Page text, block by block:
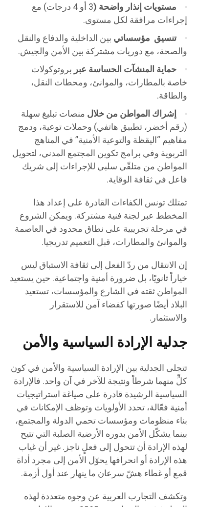
مستويات إنذار واضحة (
3 أو 4 درجات) مع
إجراءات مرافقة لكل مستوى.
تنسيق مؤسساتي بين الداخلية والدفاع والنقل
والصحة، مع دوريات مشتركة بين الأمن والجيش.
حماية المنشآت الحساسة عبربروتوكولات
خاصة بالمطارات، والموانئ، ومحطات النقل،
والطاقة.
إشراك المواطن من خلال منصات تبليغ سهلة
(رقم أخضر، تطبيق هاتفي) وحملات توعية، ودمج
مفاهيم “اليقظة والتوعية الأمنية” في المناهج
التربوية وفي برامج تكوين المجتمع المدني، لتحويل
المواطن من متلقّي سلبي للإجراءات إلى شريك
فاعل في ثقافة الوقاية.
تمتلك تونس الكفاءات القادرة على إعداد هذا
المخطط عبر لجنة فنية مشتركة. ويمكن الشروع
في مرحلة تجريبية على نطاق محدود في العاصمة
والموانئ والمطارات، قبل التعميم تدريجيا.
إن الانتقال من ردّ الفعل إلى ثقافة الاستباق ليس
خياراً ثانويًا، بل ضرورة أمنية واجتماعية. حين يستعيد
المواطن ثقته في الشارع والمؤسسات، تستعيد
البلاد أيضًا صورتها كفضاء آمن للاستقرار
والاستثمار.
جدلية الإرادة السياسية والأمن
تتجلى الجدلية بين الإرادة السياسية والأمن في كون
كلٍّ منهما شرطاً ونتيجة للآخر في آن واحد. فالإرادة
السياسية الرشيدة قادرة على صياغة استراتيجيات
أمنية فعّالة، تحدد الأولويات وتوظف الإمكانات في
بناء منظومات ومؤسسات تحمي الدولة والمجتمع،
بينما يشكّل الأمن بدوره الأرضية الصلبة التي تتيح
لهذه الإرادة أن تتحول إلى فعلٍ ناجز. غير أن غياب
هذه الإرادة أو انحرافها يحوّل الأمن إلى مجرد أداة
قمع أو غطاء هشّ سرعان ما ينهار عند أول أزمة.
وتكشف التجارب العربية عن وجوه متعددة لهذه